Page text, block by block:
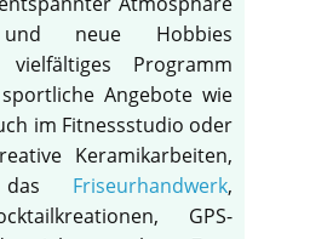
und neue Hobbies
Programm
Angebote wie
im Fitnessstudio oder
Keramikarbeiten,
das Friseurhandwerk,
GPS-